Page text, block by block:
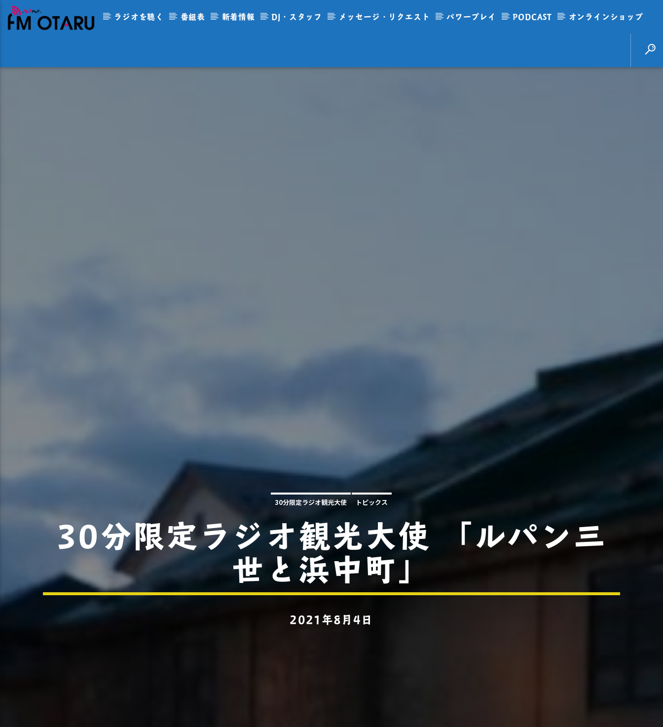
ラジオを聴く 番組表 新着情報 DJ・スタッフ メッセージ・リクエスト パワープレイ PODCAST オンラインショップ
30分限定ラジオ観光大使 トピックス
30分限定ラジオ観光大使 「ルパン三
世と浜中町」
2021年8月4日